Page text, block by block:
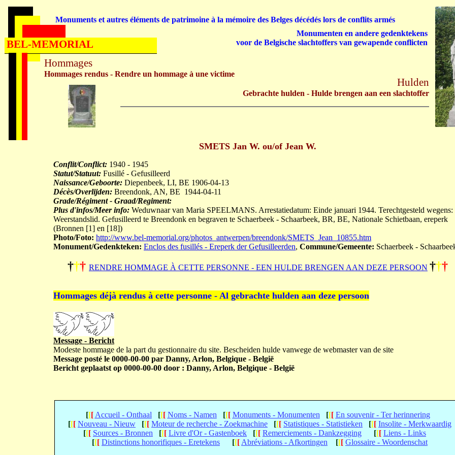
SMETS Jan W. ou/of Jean W.
Conflit/Conflict: 1940 - 1945
Statut/Statuut: Fusillé - Gefusilleerd
Naissance/Geboorte: Diepenbeek, LI, BE 1906-04-13
Décès/Overlijden: Breendonk, AN, BE 1944-04-11
Grade/Régiment - Graad/Regiment:
Plus d'infos/Meer info: Weduwnaar van Maria SPEELMANS. Arrestatiedatum: Einde januari 1944. Terechtgesteld wegens:
Weerstandslid. Gefusilleerd te Breendonk en begraven te Schaerbeek - Schaarbeek, BR, BE, Nationale Schietbaan, ereperk
(Bronnen [1] en [18])
Photo/Foto: http://www.bel-memorial.org/photos_antwerpen/breendonk/SMETS_Jean_10855.htm
Monument/Gedenkteken: Enclos des fusillés - Ereperk der Gefusilleerden, Commune/Gemeente: Schaerbeek -
††† RENDRE HOMMAGE À CETTE PERSONNE - EEN HULDE BRENGEN AAN DEZE PERSOON †††
Hommages déjà rendus à cette personne - Al gebrachte hulden aan deze persoon
Message - Bericht
Modeste hommage de la part du gestionnaire du site. Bescheiden hulde vanwege de webmaster van de site
Message posté le 0000-00-00 par Danny, Arlon, Belgique - België
Bericht geplaatst op 0000-00-00 door : Danny, Arlon, Belgique - België
[[[ Accueil - Onthaal [[[ Noms - Namen [[[ Monuments - Monumenten [[[ En souvenir - Ter herinnering
[[[ Nouveau - Nieuw [[[ Moteur de recherche - Zoekmachine [[[ Statistiques - Statistieken [[[ Insolite - Merkwaardig
[[[ Sources - Bronnen [[[ Livre d'Or - Gastenboek [[[ Remerciements - Dankzegging [[[ Liens - Links
[[[ Distinctions honorifiques - Eretekens [[[ Abréviations - Afkortingen [[[ Glossaire - Woordenschat
Hommages
Hommages rendus - Rendre un hommage à une victime
Hulden
Gebrachte hulden - Hulde brengen aan een slachtoffer
Monuments et autres éléments de patrimoine à la mémoire des Belges décédés lors de conflits armés
Monumenten en andere gedenktekens
voor de Belgische slachtoffers van gewapende conflicten
BEL-MEMORIAL